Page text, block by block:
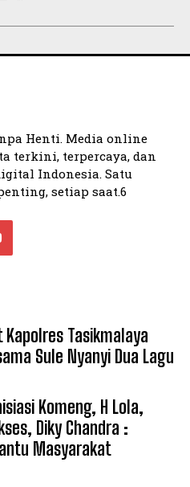
Henti. Media online
terkini, terpercaya, dan
Indonesia. Satu
setiap saat.6
Kapolres Tasikmalaya
Sule Nyanyi Dua Lagu
Komeng, H Lola,
Diky Chandra :
Masyarakat